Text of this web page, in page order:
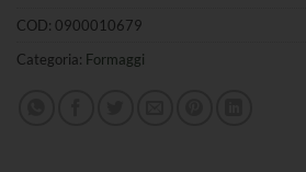
COD: 0900010679
Categoria: Formaggi